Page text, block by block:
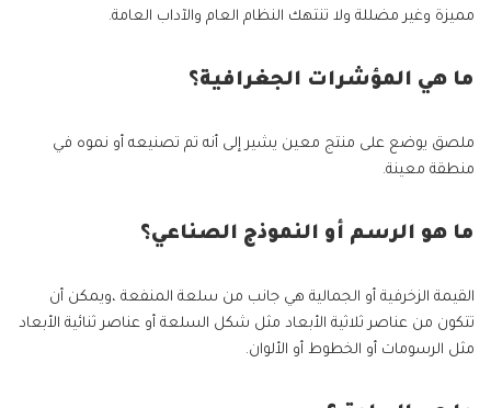
مميزة وغير مضللة ولا تنتهك النظام العام والآداب العامة.
ما هي المؤشرات الجغرافية؟
ملصق يوضع على منتج معين يشير إلى أنه تم تصنيعه أو نموه في
منطقة معينة.
ما هو الرسم أو النموذج الصناعي؟
القيمة الزخرفية أو الجمالية هي جانب من سلعة المنفعة ،ويمكن أن
تتكون من عناصر ثلاثية الأبعاد مثل شكل السلعة أو عناصر ثنائية الأبعاد
مثل الرسومات أو الخطوط أو الألوان.